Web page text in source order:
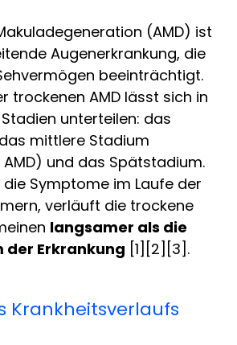
(AMD) ist
Augenerkrankung, die
beeinträchtigt.
trockenen AMD lässt sich in
unterteilen: das
mittlere Stadium
und das Spätstadium.
Symptome im Laufe der
verläuft die trockene
langsamer als die
der Erkrankung [1][2][3].
Krankheitsverlaufs